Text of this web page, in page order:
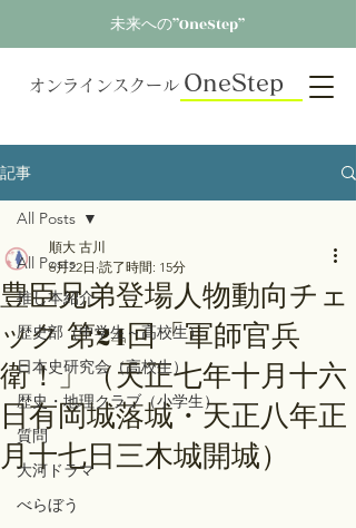
未来への”OneStep”
オンラインスクール OneStep
記事
All Posts
推し本紹介
歴史部（中学生～高校生）
日本史研究会（高校生）
歴史・地理クラブ（小学生）
質問
大河ドラマ
べらぼう
All Posts
豊臣兄弟登場人物動向チェ
ック 第24回「軍師官兵
衛！」（天正七年十月十六
日有岡城落城・天正八年正
月十七日三木城開城）
順大 古川
6月22日 読了時間: 15分